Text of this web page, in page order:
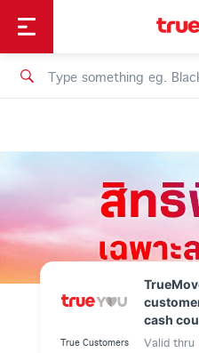
Personal
Shopping
เทรนด์เทคโนโลยี
cash
True Customers Valid thru